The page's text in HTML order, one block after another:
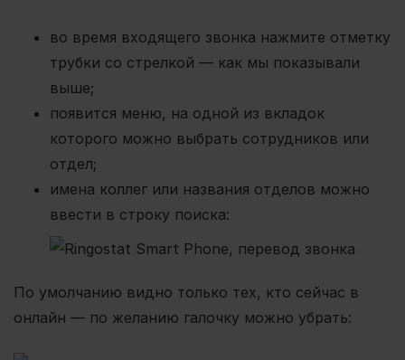
во время входящего звонка нажмите отметку
трубки со стрелкой — как мы показывали
выше;
появится меню, на одной из вкладок
которого можно выбрать сотрудников или
отдел;
имена коллег или названия отделов можно
ввести в строку поиска:
По умолчанию видно только тех, кто сейчас в
онлайн — по желанию галочку можно убрать: